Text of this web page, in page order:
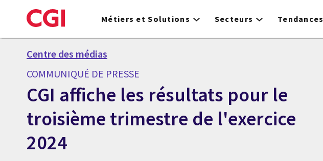
to
Métiers et Solutions Secteurs Tendances
Centre des médias
COMMUNIQUÉ DE PRESSE
CGI affiche les résultats pour le
troisième trimestre de l'exercice
2024